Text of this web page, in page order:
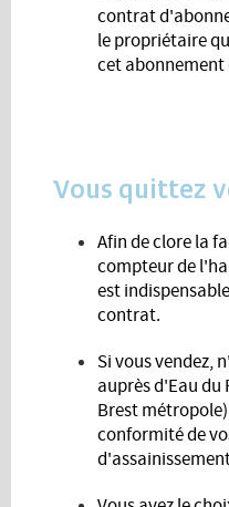
contrat
le propriétaire
cet abonnement
Vous quittez
Afin de clore la
compteur de
est
contrat.
Si vous vendez,
auprès d'Eau
Brest
conformité de